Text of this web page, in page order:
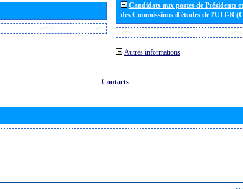
Candidats aux postes de Présidents
des Commissions d'études de l'UIT-R
Autres informations
Contacts